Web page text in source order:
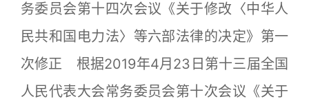
务委员会第十四次会议《关于修改〈中华人
民共和国电力法〉等六部法律的决定》第一
次修正 根据2019年4月23日第十三届全国
人民代表大会常务委员会第十次会议《关于